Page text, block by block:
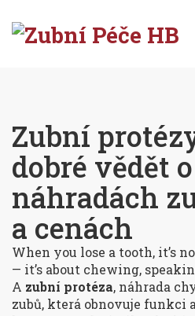
Zubní
dobré vědět o
náhradách
a cenách
When you lose a tooth, it’s
— it’s about chewing,
A zubní protéza, náhrada
zubů, která obnovuje funkci